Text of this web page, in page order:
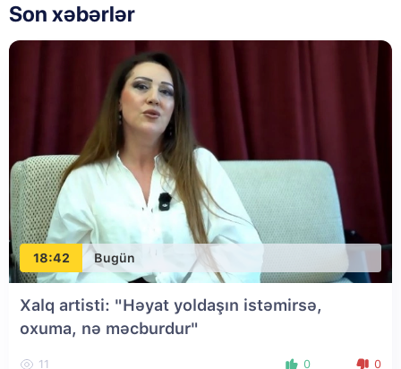
Son xəbərlər
18:42 Bugün
Xalq artisti: "Həyat yoldaşın istəmirsə,
oxuma, nə məcburdur"
11 0 0